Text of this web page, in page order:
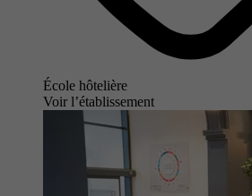
École hôtelière
Voir l’établissement